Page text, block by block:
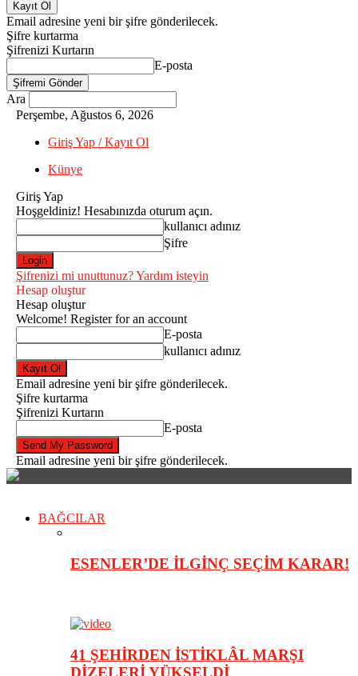
Email adresine yeni bir şifre gönderilecek.
Şifre kurtarma
Şifrenizi Kurtarın
E-posta
Ara
Perşembe, Ağustos 6, 2026
Giriş Yap / Kayıt Ol
Künye
Giriş Yap
Hoşgeldiniz! Hesabınızda oturum açın.
kullanıcı adınız
Şifre
Şifrenizi mi unuttunuz? Yardım isteyin
Hesap oluştur
Hesap oluştur
Welcome! Register for an account
E-posta
kullanıcı adınız
Email adresine yeni bir şifre gönderilecek.
Şifre kurtarma
Şifrenizi Kurtarın
E-posta
Email adresine yeni bir şifre gönderilecek.
BAĞCILAR
ESENLER’DE İLGİNÇ SEÇİM KARAR!
41 ŞEHİRDEN İSTİKLÂL MARŞI
DİZELERİ YÜKSELDİ